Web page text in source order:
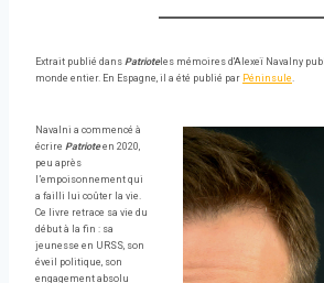
Extrait publié dans Patrioteles mémoires d'Alexeï Navalny
monde entier. En Espagne, il a été publié par Péninsule
Navalni a commencé à
écrire Patrioteen 2020,
peu après
l’empoisonnement qui
a failli lui coûter la vie.
Ce livre retrace sa vie du
début à la fin : sa
jeunesse en URSS, son
éveil politique, son
engagement absolu